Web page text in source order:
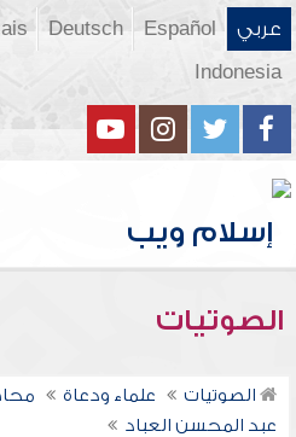
عربي Español
Deutsch
Indonesia
الصوتيات
الصوتيات علماء ودعاة
عبد المحسن العباد